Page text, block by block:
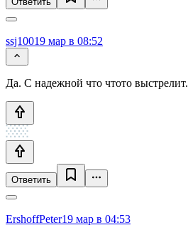
ssj10019 мар в 08:52
Да. С надежной что чтото выстрелит.
Ответить
ErshoffPeter19 мар в 04:53